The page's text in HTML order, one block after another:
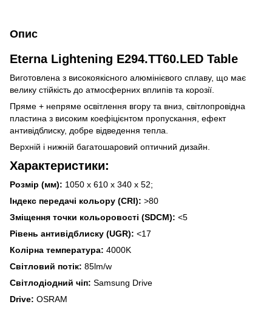
Опис
Eterna Lightening E294.TT60.LED Table
Виготовлена з високоякісного алюмінієвого сплаву, що має
велику стійкість до атмосферних вплипів та корозії.
Пряме + непряме освітлення вгору та вниз, світлопровідна
пластина з високим коефіцієнтом пропускання, ефект
антивідблиску, добре відведення тепла.
Верхній і нижній багатошаровий оптичний дизайн.
Характеристики:
Розмір (мм): 1050 х 610 х 340 х 52;
Індекс передачі кольору (CRI): >80
Зміщення точки кольоровості (SDCM): <5
Рівень антивідблиску (UGR): <17
Колірна температура: 4000K
Світловий потік: 85lm/w
Світлодіодний чіп: Samsung Drive
Drive: OSRAM